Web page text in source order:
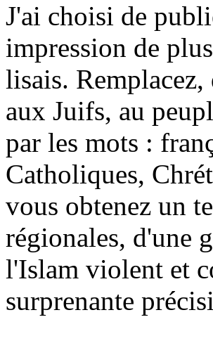
J'ai choisi de
impression de
lisais.
aux Juifs, au
par les mots :
Catholiques,
vous obtenez un
régionales, d'une
l'Islam violent et
surprenante